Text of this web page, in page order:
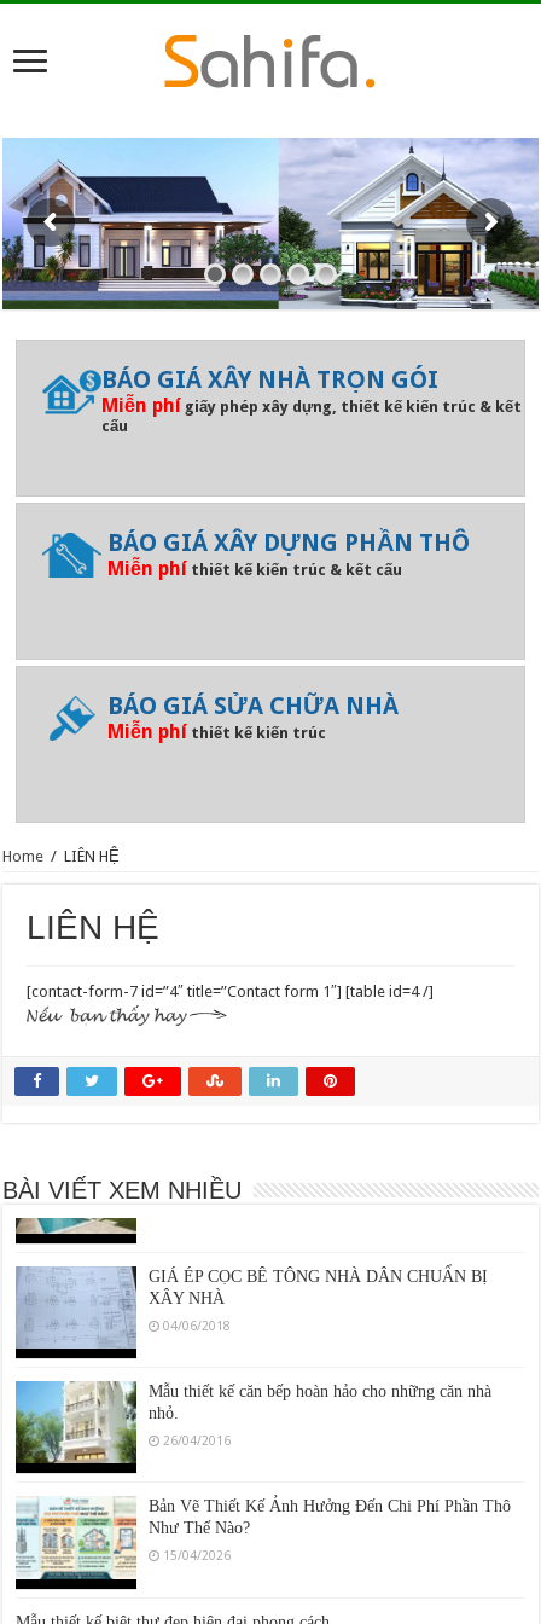
BÁO GIÁ XÂY NHÀ TRỌN GÓI
Miễn phí giấy phép xây dựng, thiết kế kiến trúc & kết
cấu
BÁO GIÁ XÂY DỰNG PHẦN THÔ
Miễn phí thiết kế kiến trúc & kết cấu
BÁO GIÁ SỬA CHỮA NHÀ
Miễn phí thiết kế kiến trúc
Home / LIÊN HỆ
LIÊN HỆ
[contact-form-7 id=”4″ title=”Contact form 1″] [table id=4 /]
BÀI VIẾT XEM NHIỀU
18/08/2016
03/06/2016
GIÁ ÉP CỌC BÊ TÔNG NHÀ DÂN CHUẨN BỊ
XÂY NHÀ
04/06/2018
Mẫu thiết kế căn bếp hoàn hảo cho những căn nhà
nhỏ.
26/04/2016
Bản Vẽ Thiết Kế Ảnh Hưởng Đến Chi Phí Phần Thô
Như Thế Nào?
15/04/2026
Mẫu thiết kế biệt thự đẹp hiện đại phong cách